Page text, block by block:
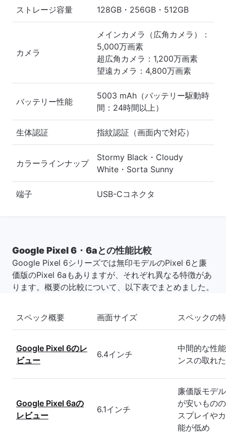
ストレージ容量 128GB・256GB・512GB
カメラ
メインカメラ（広角カメラ）：
5,000万画素
超広角カメラ：1,200万画素
望遠カメラ：4,800万画素
バッテリー性能
5003 mAh（バッテリー駆動時
間：24時間以上）
生体認証 指紋認証（画面内で対応）
カラーラインナップ
Stormy Black・Cloudy
White・Sorta Sunny
端子 USB-Cコネクタ
Google Pixel 6・6aとの性能比較
Google Pixel 6シリーズでは無印モデルのPixel 6と廉
価版のPixel 6aもありますが、それぞれ異なる特徴があ
ります。概要の比較について、以下表でまとめました。
スペック概要 画面サイズ スペックの
Google Pixel 6のレ
ビュー
6.4インチ
中間的な性
ンスの取れ
Google Pixel 6aの
レビュー
6.1インチ
廉価版モデ
が安いもの
スプレイや
能が低め